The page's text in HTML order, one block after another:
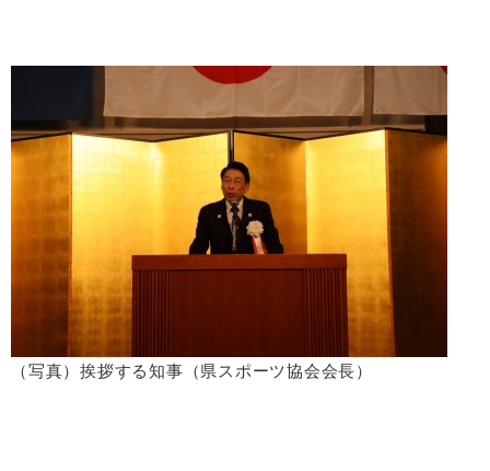
（写真）挨拶する知事（県スポーツ協会会長）